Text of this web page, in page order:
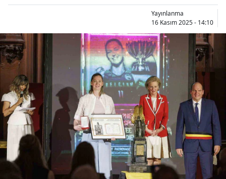
Aydın
Balıkesir
Bilecik
Bingöl
Bitlis
Bolu
Burdur
Bursa
Yayınlanma
16 Kasım 2025 - 14:10